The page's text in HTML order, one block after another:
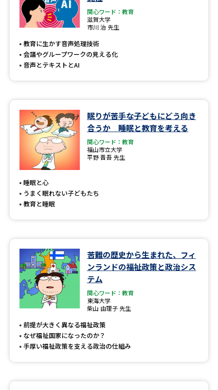
学問の教科書
ユーザーサポート
Ｑ＆Ａ よくあるご質問 大学進学IDについて
お支払いサイト
特定商取引表記
テレメール進学カタログ
訂正のご案内
関心ワード：教育
滋賀大学
市川 治 先生
教育に生かす音声処理技術
会議やグループワークの見える化
音声とテキストとAI
眠りが苦手な子どもにどう向き
合うか 睡眠と教育を考える
関心ワード：教育
福山市立大学
平野 晋吾 先生
睡眠と心
うまく眠れない子どもたち
教育と睡眠
苦難の歴史から生まれた、フィ
ンランドの福祉政策と政治シス
テム
関心ワード：教育
東海大学
柴山 由理子 先生
前提が大きく異なる福祉政策
なぜ福祉国家になったのか？
手厚い福祉政策を支える政治の仕組み